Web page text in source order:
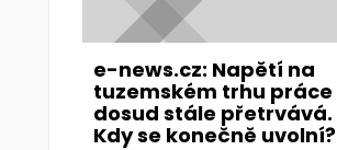
e-news.cz: Napětí na
tuzemském trhu práce
dosud stále přetrvává.
Kdy se konečně uvolní?